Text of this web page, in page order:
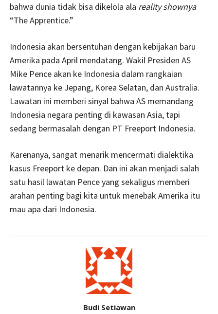
bahwa dunia tidak bisa dikelola ala reality shownya
“The Apprentice.”
Indonesia akan bersentuhan dengan kebijakan baru
Amerika pada April mendatang. Wakil Presiden AS
Mike Pence akan ke Indonesia dalam rangkaian
lawatannya ke Jepang, Korea Selatan, dan Australia.
Lawatan ini memberi sinyal bahwa AS memandang
Indonesia negara penting di kawasan Asia, tapi
sedang bermasalah dengan PT Freeport Indonesia.
Karenanya, sangat menarik mencermati dialektika
kasus Freeport ke depan. Dan ini akan menjadi salah
satu hasil lawatan Pence yang sekaligus memberi
arahan penting bagi kita untuk menebak Amerika itu
mau apa dari Indonesia.
Budi Setiawan